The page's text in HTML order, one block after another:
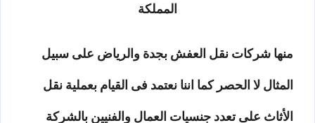
المملكة
منها شركات نقل العفش بجدة والرياض على سبيل
المثال لا الحصر كما اننا نعتمد فى القيام بعملية نقل
الأثاث على تعدد جنسيات العمال والفنيين بالشركة